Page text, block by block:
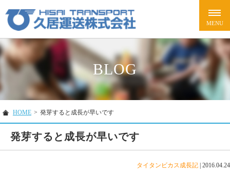
BLOG
HOME > 発芽すると成長が早いです
発芽すると成長が早いです
タイタンビカス成長記 2016.04.24